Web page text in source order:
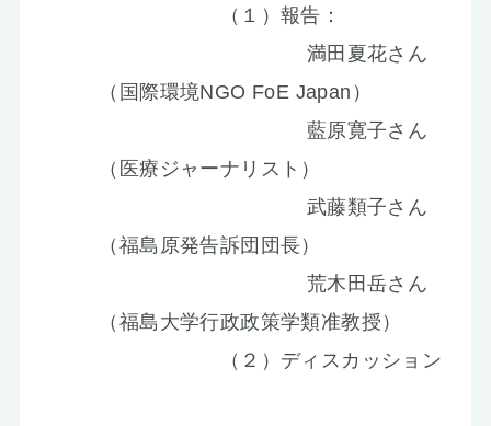
（１）報告：
満田夏花さん
（国際環境NGO FoE Japan）
藍原寛子さん
（医療ジャーナリスト）
武藤類子さん
（福島原発告訴団団長）
荒木田岳さん
（福島大学行政政策学類准教授）
（２）ディスカッション